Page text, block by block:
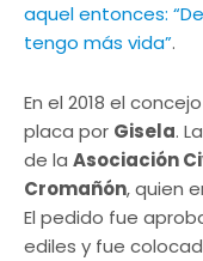
aquel entonces:
tengo más vida”.
En el 2018 el
placa por Gisela.
de la Asociación
Cromañón, quien
El pedido fue
ediles y fue